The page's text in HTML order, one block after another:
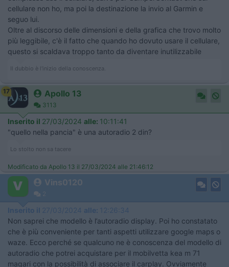
cellulare non ho, ma poi la destinazione la invio al Garmin e
seguo lui.
Oltre al discorso delle dimensioni e della grafica che trovo molto
più leggibile, c'è il fatto che quando ho dovuto usare il cellulare,
questo si scaldava troppo tanto da diventare inutilizzabile
Il dubbio è l'inizio della conoscenza.
17 Apollo 13
3113
Inserito il 27/03/2024 alle: 10:11:41
"quello nella pancia" è una autoradio 2 din?
Lo stolto non sa tacere
Modificato da Apollo 13 il 27/03/2024 alle 21:46:12
Vins0120
2
Inserito il 27/03/2024 alle: 12:26:34
Non saprei che modello è l’autoradio display. Poi ho constatato
che è più conveniente per tanti aspetti utilizzare google maps o
waze. Ecco perché se qualcuno ne è conoscenza del modello di
autoradio che potrei acquistare per il mobilvetta kea m 71
magari con la possibilità di associare il carplay. Ovviamente